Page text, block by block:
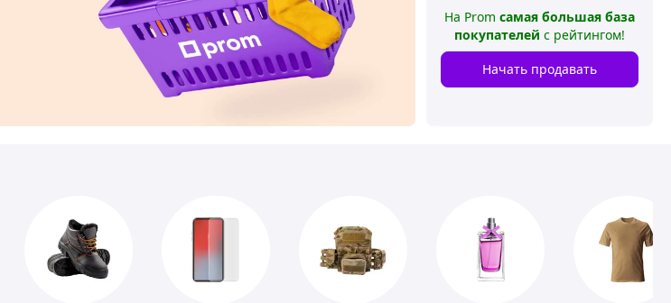
На Prom самая большая база
покупателей с рейтингом!
Начать продавать